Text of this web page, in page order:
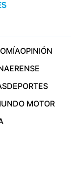
OPINIÓN
DEPORTES
MOTOR